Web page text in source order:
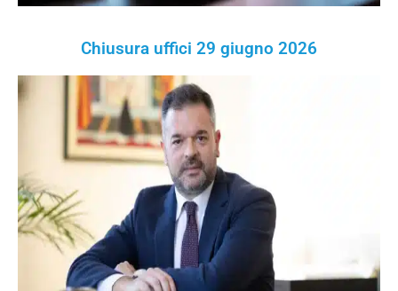
Chiusura uffici 29 giugno 2026